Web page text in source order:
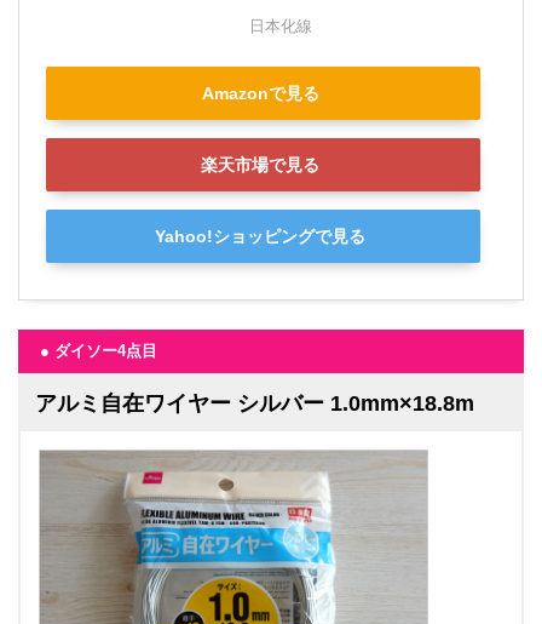
日本化線
Amazonで見る
楽天市場で見る
Yahoo!ショッピングで見る
● ダイソー4点目
アルミ自在ワイヤー シルバー 1.0mm×18.8m